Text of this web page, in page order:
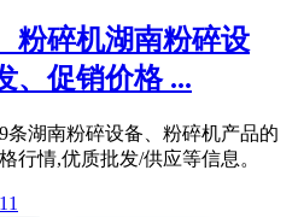
粉碎机湖南粉碎设
、促销价格 ...
条湖南粉碎设备、粉碎机产品的
行情,优质批发/供应等信息。